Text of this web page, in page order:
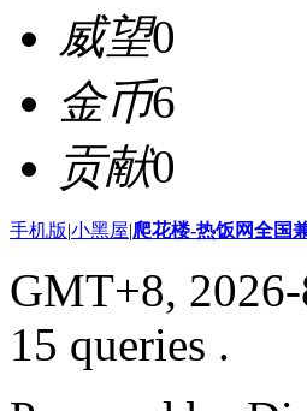
威望0
金币6
贡献0
手机版|小黑屋|爬花楼-热饭网全国
GMT+8,
15 queries .